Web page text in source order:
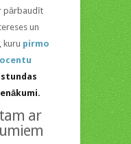
pārbaudīt
un
kuru pirmo
ar